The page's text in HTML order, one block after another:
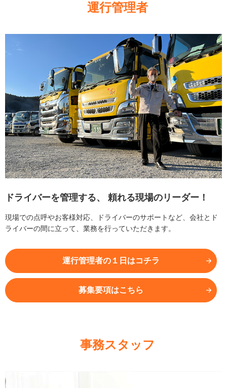
運行管理者
ドライバーを管理する、 頼れる現場のリーダー！
現場での点呼やお客様対応、ドライバーのサポートなど、会社とド
ライバーの間に立って、業務を行っていただきます。
運行管理者の１日はコチラ
募集要項はこちら
事務スタッフ